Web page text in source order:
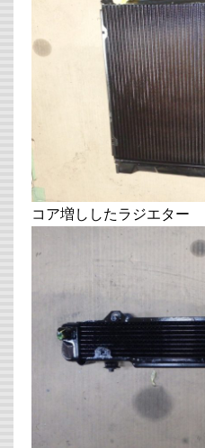
コア増ししたラジエター